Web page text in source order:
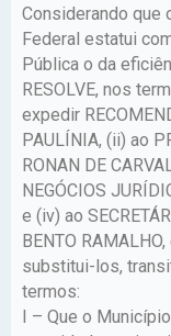
Considerando que
Federal estatui
Pública o da
RESOLVE, nos
expedir
PAULÍNIA, (ii) ao
RONAN DE
NEGÓCIOS
e (iv) ao
BENTO
substitui-los,
termos:
I – Que o